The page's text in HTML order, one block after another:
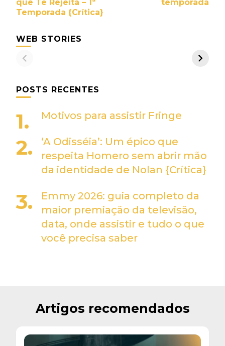
post
que Te Rejeita – 1ª
Temporada {Crítica}
temporada
WEB STORIES
POSTS RECENTES
Motivos para assistir Fringe
‘A Odisséia’: Um épico que
respeita Homero sem abrir mão
da identidade de Nolan {Crítica}
Emmy 2026: guia completo da
maior premiação da televisão,
data, onde assistir e tudo o que
você precisa saber
Artigos recomendados